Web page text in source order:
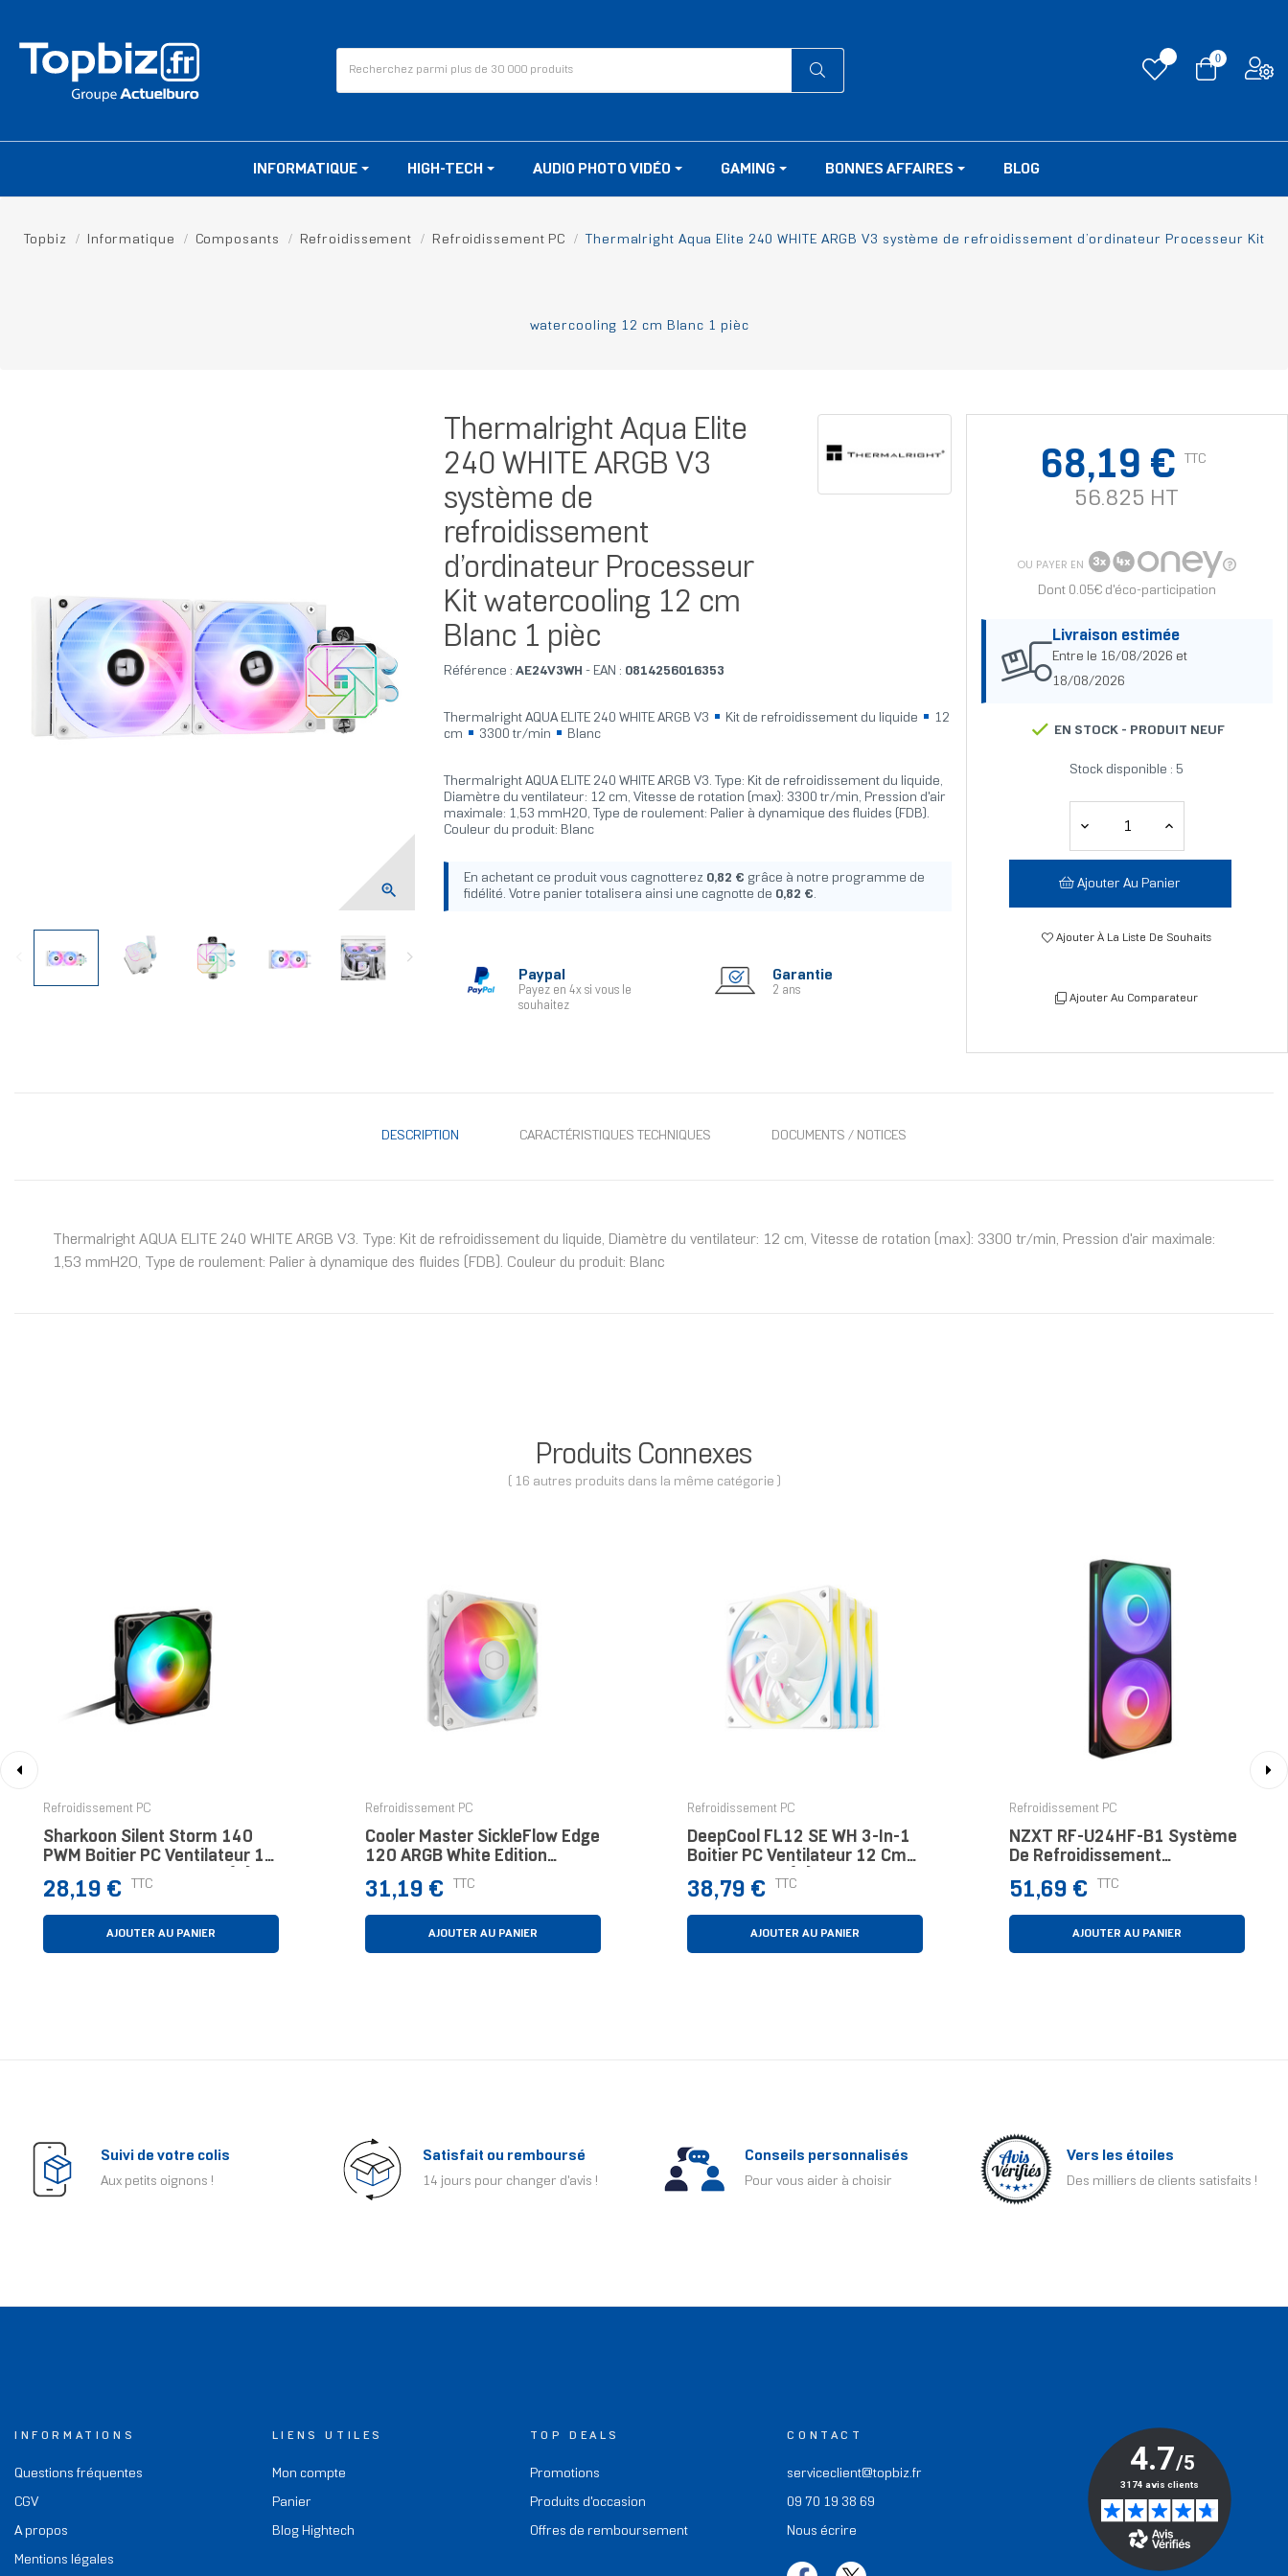
0
INFORMATIQUE HIGH-TECH AUDIO PHOTO VIDÉO GAMING BONNES AFFAIRES BLOG
Topbiz Informatique Composants Refroidissement Refroidissement PC Thermalright Aqua Elite 240 WHITE ARGB V3 système de refroidissement d’ordinateur Processeur Kit
watercooling 12 cm Blanc 1 pièc

Thermalright Aqua Elite
240 WHITE ARGB V3
système de
refroidissement
d’ordinateur Processeur
Kit watercooling 12 cm
Blanc 1 pièc
Référence : AE24V3WH - EAN : 0814256016353
Thermalright AQUA ELITE 240 WHITE ARGB V3 Kit de refroidissement du liquide
12
cm
3300 tr/min Blanc
Thermalright AQUA ELITE 240 WHITE ARGB V3. Type: Kit de refroidissement du liquide,
Diamètre du ventilateur: 12 cm, Vitesse de rotation (max): 3300 tr/min, Pression d'air
maximale: 1,53 mmH2O, Type de roulement: Palier à dynamique des fluides (FDB).
Couleur du produit: Blanc
En achetant ce produit vous cagnotterez 0,82 € grâce à notre programme de
fidélité. Votre panier totalisera ainsi une cagnotte de 0,82 €.
Paypal
Payez en 4x si vous le
souhaitez
Garantie
2 ans
68,19 € TTC
56.825 HT
OU PAYER EN
Dont 0.05€ d'éco-participation
Livraison estimée
Entre le 16/08/2026 et
18/08/2026
EN STOCK - PRODUIT NEUF
Stock disponible : 5
Ajouter Au Panier
Ajouter À La Liste De Souhaits
Ajouter Au Comparateur
DESCRIPTION CARACTÉRISTIQUES TECHNIQUES DOCUMENTS / NOTICES
Thermalright AQUA ELITE 240 WHITE ARGB V3. Type: Kit de refroidissement du liquide, Diamètre du ventilateur: 12 cm, Vitesse de rotation (max): 3300 tr/min, Pression d'air maximale:
1,53 mmH2O, Type de roulement: Palier à dynamique des fluides (FDB). Couleur du produit: Blanc
Produits Connexes
( 16 autres produits dans la même catégorie )
Refroidissement PC
Sharkoon Silent Storm 140
PWM Boitier PC Ventilateur 14
Cm Transparent 1 Pièce(s)
Prix
28,19 € TTC
AJOUTER AU PANIER
Refroidissement PC
Cooler Master SickleFlow Edge
120 ARGB White Edition
Boitier PC Ventilateur 12 Cm
Blanc 1 Pièce(s)
Prix
31,19 € TTC
AJOUTER AU PANIER
Refroidissement PC
DeepCool FL12 SE WH 3-In-1
Boitier PC Ventilateur 12 Cm
Blanc 3 Pièce(s)
Prix
38,79 € TTC
AJOUTER AU PANIER
Refroidissement PC
NZXT RF-U24HF-B1 Système
De Refroidissement
D’ordinateur Boitier PC
Ventilateur Noir
Prix
51,69 € TTC
AJOUTER AU PANIER
Suivi de votre colis
Aux petits oignons !
Satisfait ou remboursé
14 jours pour changer d'avis !
Conseils personnalisés
Pour vous aider à choisir
Vers les étoiles
Des milliers de clients satisfaits !
INFORMATIONS
Questions fréquentes
CGV
A propos
Mentions légales
LIENS UTILES
Mon compte
Panier
Blog Hightech
TOP DEALS
Promotions
Produits d'occasion
Offres de remboursement
CONTACT
serviceclient@topbiz.fr
09 70 19 38 69
Nous écrire